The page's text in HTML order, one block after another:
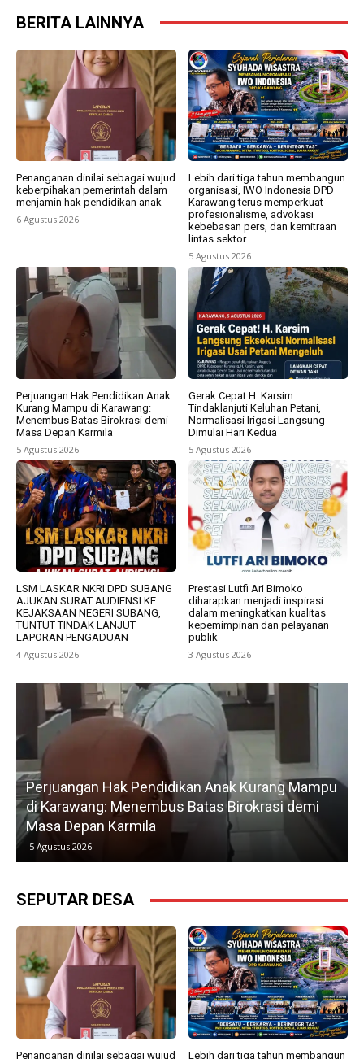
BERITA LAINNYA
Penanganan dinilai sebagai wujud
keberpihakan pemerintah dalam
menjamin hak pendidikan anak
6 Agustus 2026
Lebih dari tiga tahun membangun
organisasi, IWO Indonesia DPD
Karawang terus memperkuat
profesionalisme, advokasi
kebebasan pers, dan kemitraan
lintas sektor.
5 Agustus 2026
Perjuangan Hak Pendidikan Anak
Kurang Mampu di Karawang:
Menembus Batas Birokrasi demi
Masa Depan Karmila
5 Agustus 2026
Gerak Cepat H. Karsim
Tindaklanjuti Keluhan Petani,
Normalisasi Irigasi Langsung
Dimulai Hari Kedua
5 Agustus 2026
LSM LASKAR NKRI DPD SUBANG
AJUKAN SURAT AUDIENSI KE
KEJAKSAAN NEGERI SUBANG,
TUNTUT TINDAK LANJUT
LAPORAN PENGADUAN
4 Agustus 2026
Prestasi Lutfi Ari Bimoko
diharapkan menjadi inspirasi
dalam meningkatkan kualitas
kepemimpinan dan pelayanan
publik
3 Agustus 2026
Anak Kurang Mampu
Batas Birokrasi demi
Gerak Cepat H. Karsim
Petani, Normalisasi Irigasi
5 Agustus 2026
SEPUTAR DESA
Penanganan dinilai sebagai wujud Lebih dari tiga tahun membangun